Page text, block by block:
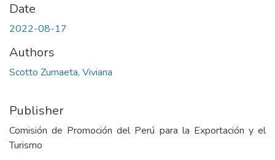
Date
2022-08-17
Authors
Scotto Zumaeta, Viviana
Publisher
Comisión de Promoción del Perú para la Exportación y el
Turismo